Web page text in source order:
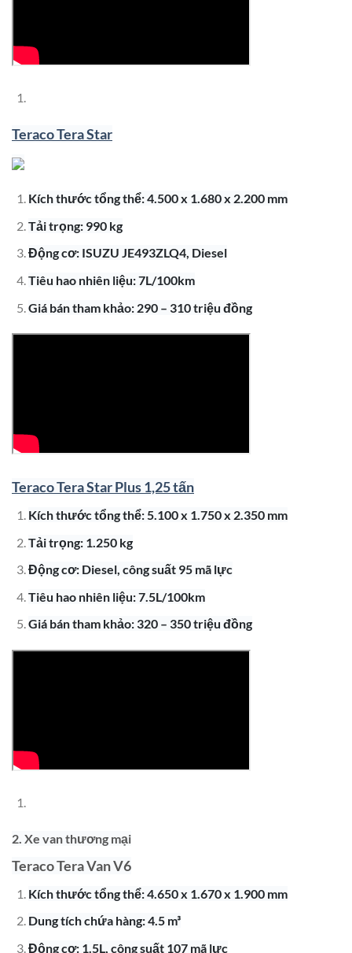
Teraco Tera Star
Kích thước tổng thể: 4.500 x 1.680 x 2.200 mm
Tải trọng: 990 kg
Động cơ: ISUZU JE493ZLQ4, Diesel
Tiêu hao nhiên liệu: 7L/100km
Giá bán tham khảo: 290 – 310 triệu đồng
Teraco Tera Star Plus 1,25 tấn
Kích thước tổng thể: 5.100 x 1.750 x 2.350 mm
Tải trọng: 1.250 kg
Động cơ: Diesel, công suất 95 mã lực
Tiêu hao nhiên liệu: 7.5L/100km
Giá bán tham khảo: 320 – 350 triệu đồng
2. Xe van thương mại
Teraco Tera Van V6
Kích thước tổng thể: 4.650 x 1.670 x 1.900 mm
Dung tích chứa hàng: 4.5 m³
Động cơ: 1.5L, công suất 107 mã lực